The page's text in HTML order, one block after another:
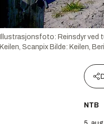
Illustrasjonsfoto: Reinsdyr ved
Keilen, Scanpix Bilde: Keilen,
NTB